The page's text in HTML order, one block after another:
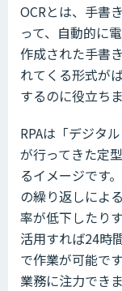
OCRとは、手書
って、自動的に
作成された手書
れてくる形式が
するのに役立ちま
RPAは「デジタ
が行ってきた定
るイメージです
の繰り返しによ
率が低下したり
活用すれば24時
で作業が可能で
業務に注力できま